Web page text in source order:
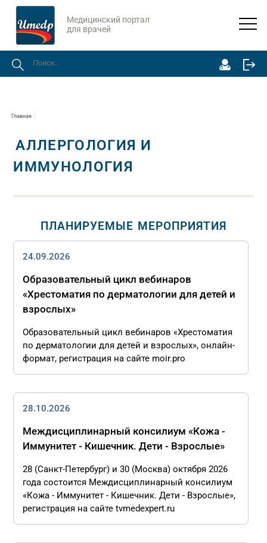
Медицинский портал
для врачей
Главная
АЛЛЕРГОЛОГИЯ И
ИММУНОЛОГИЯ
ПЛАНИРУЕМЫЕ МЕРОПРИЯТИЯ
24.09.2026
Образовательный цикл вебинаров
«Хрестоматия по дерматологии для детей и
взрослых»
Образовательный цикл вебинаров «Хрестоматия
по дерматологии для детей и взрослых», онлайн-
формат, регистрация на сайте moir.pro
28.10.2026
Междисциплинарный консилиум «Кожа -
Иммунитет - Кишечник. Дети - Взрослые»
28 (Санкт-Петербург) и 30 (Москва) октября 2026
года состоится Междисциплинарный консилиум
«Кожа - Иммунитет - Кишечник. Дети - Взрослые»,
регистрация на сайте tvmedexpert.ru